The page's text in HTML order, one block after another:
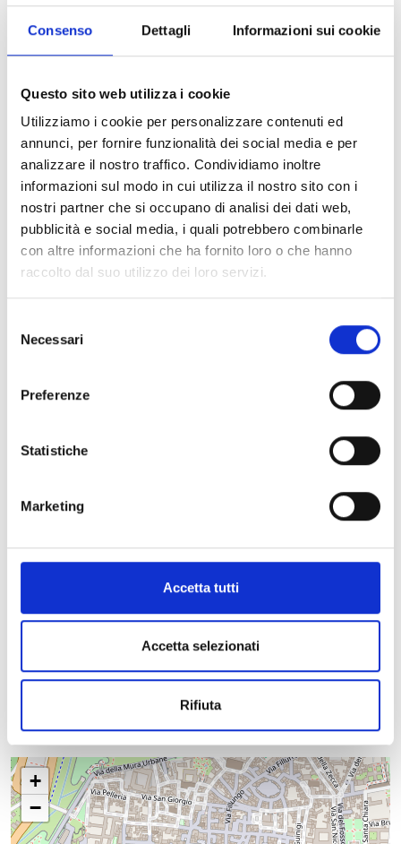
Consenso Dettagli Informazioni sui cookie
Questo sito web utilizza i cookie
Utilizziamo i cookie per personalizzare contenuti ed
annunci, per fornire funzionalità dei social media e per
analizzare il nostro traffico. Condividiamo inoltre
informazioni sul modo in cui utilizza il nostro sito con i
nostri partner che si occupano di analisi dei dati web,
pubblicità e social media, i quali potrebbero combinarle
con altre informazioni che ha fornito loro o che hanno
raccolto dal suo utilizzo dei loro servizi.
delNecessari
Preferenze
Statistiche
Marketing
Accetta tutti
Accetta selezionati
Rifiuta
Dettagli:
Autore
Committenza
Data
Iscrizione
Comprensorio:
Sede / Indirizzo:
Piazzale del Risorgimento,
Contatti:
Comune di Lucca
+
−